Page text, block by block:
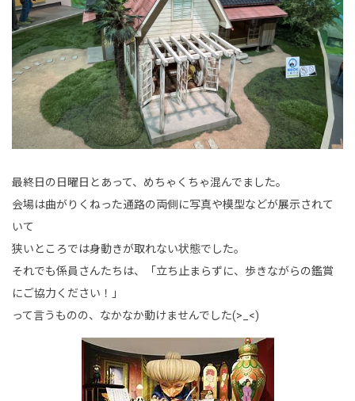
最終日の日曜日とあって、めちゃくちゃ混んでました。
会場は曲がりくねった通路の両側に写真や模型などが展示されて
いて
狭いところでは身動きが取れない状態でした。
それでも係員さんたちは、「立ち止まらずに、歩きながらの鑑賞
にご協力ください！」
って言うものの、なかなか動けませんでした(>_<)
社内制度・福利厚生
お問い合わせ